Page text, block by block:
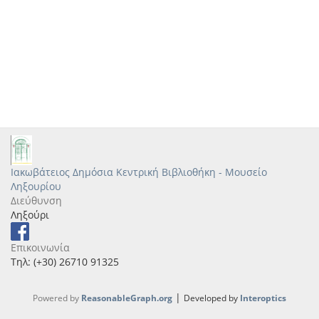
Ιακωβάτειος Δημόσια Κεντρική Βιβλιοθήκη - Μουσείο
Ληξουρίου
Διεύθυνση
Ληξούρι
Επικοινωνία
Τηλ: (+30) 26710 91325
Powered by ReasonableGraph.org | Developed by Interoptics